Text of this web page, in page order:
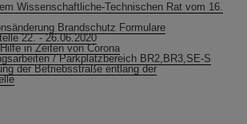
Wissenschaftliche-Technischen Rat vom 16.
Brandschutz Formulare
22. - 26.06.2020
in Zeiten von Corona
/ Parkplatzbereich BR2,BR3,SE-S
der Betriebsstraße entlang der